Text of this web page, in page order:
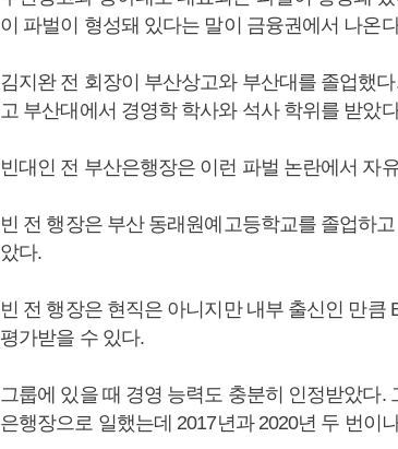
이 파벌이 형성돼 있다는 말이 금융권에서 나온
김지완 전 회장이 부산상고와 부산대를 졸업했
고 부산대에서 경영학 학사와 석사 학위를 받았
빈대인 전 부산은행장은 이런 파벌 논란에서 자
빈 전 행장은 부산 동래원예고등학교를 졸업하
았다.
빈 전 행장은 현직은 아니지만 내부 출신인 만
평가받을 수 있다.
그룹에 있을 때 경영 능력도 충분히 인정받았다.
은행장으로 일했는데 2017년과 2020년 두 번이